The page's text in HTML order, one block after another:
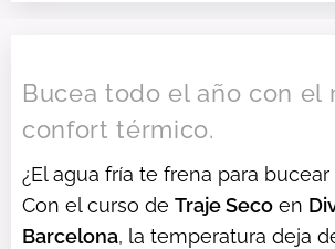
Bucea todo el año con el
confort térmico.
¿El agua fría te frena para
Con el curso de Traje Seco en
Barcelona, la temperatura deja